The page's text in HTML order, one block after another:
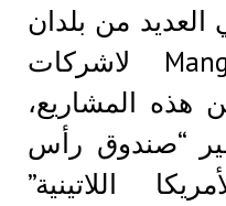
العديد من بلدان
أمريكا اللاتينية. Mango لاشركات
هذه المشاريع،
“صندوق رأس
اللاتينية”